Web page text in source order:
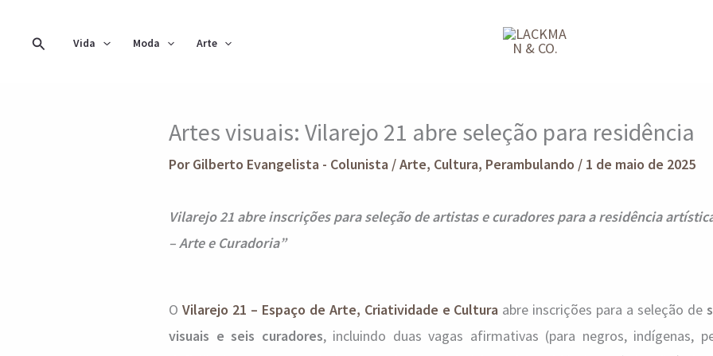
Pesquisar
Vida Moda Arte
Artes visuais: Vilarejo 21 abre seleção para residência
PorGilberto Evangelista - Colunista /Arte, Cultura, Perambulando / 1 de maio de 2025
Vilarejo 21 abre inscrições para seleção de artistas e curadores para a residência
– Arte e Curadoria”
O Vilarejo 21 – Espaço de Arte, Criatividade e Cultura abre inscrições para a seleção de
visuais e seis curadores, incluindo duas vagas afirmativas (para negros, indígenas,